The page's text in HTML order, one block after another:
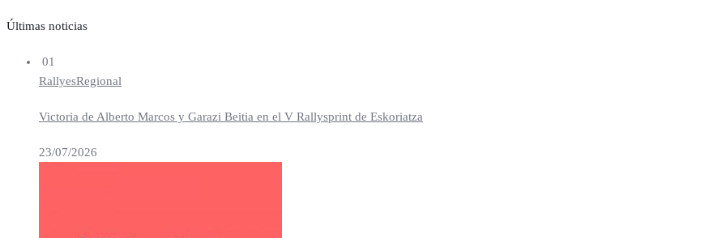
Últimas noticias
01
RallyesRegional
Victoria de Alberto Marcos y Garazi Beitia en el V Rallysprint de Eskoriatza
23/07/2026